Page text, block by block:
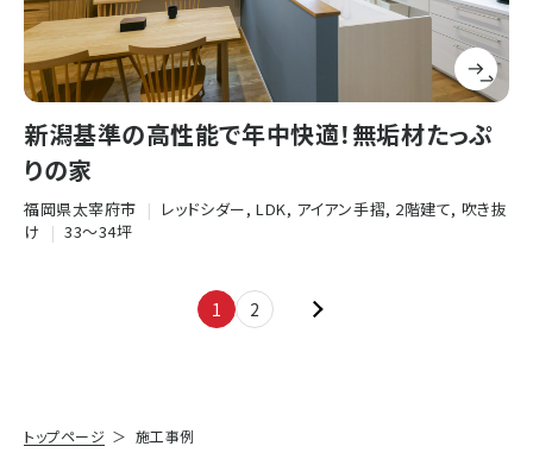
新潟基準の高性能で年中快適！無垢材たっぷ
りの家
福岡県太宰府市 | レッドシダー, LDK, アイアン手摺, 2階建て, 吹き抜
け
| 33〜34坪
1 2
トップページ 施工事例